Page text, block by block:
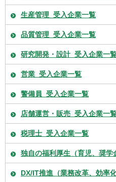
生産管理_受入企業一覧
品質管理_受入企業一覧
研究開発・設計_受入企業一
営業_受入企業一覧
警備員_受入企業一覧
店舗運営・販売_受入企業一
税理士_受入企業一覧
独自の福利厚生（育児、奨
DX/IT推進（業務改革、効率